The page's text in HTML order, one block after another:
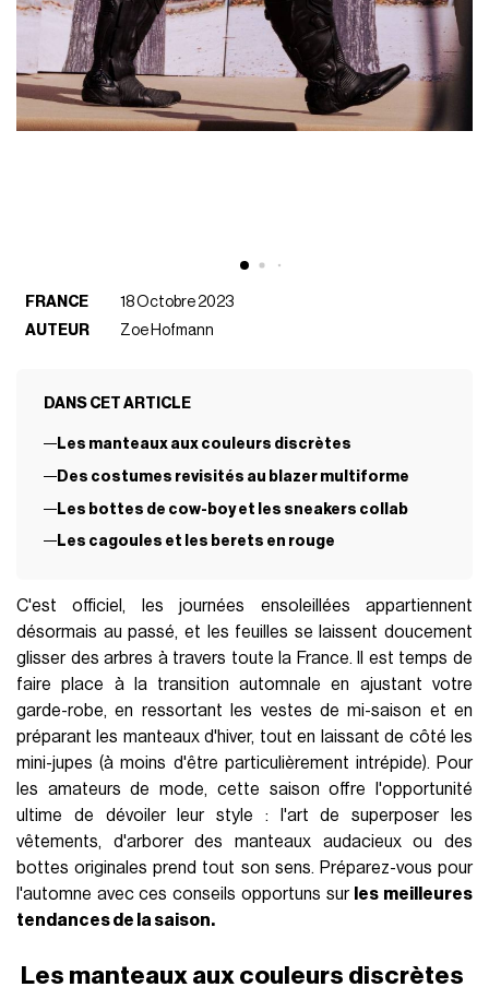
FRANCE
18 Octobre 2023
AUTEUR
Zoe Hofmann
DANS CET ARTICLE
Les manteaux aux couleurs discrètes
Des costumes revisités au blazer multiforme
Les bottes de cow-boy et les sneakers collab
Les cagoules et les berets en rouge
C'est officiel, les journées ensoleillées appartiennent
désormais au passé, et les feuilles se laissent doucement
glisser des arbres à travers toute la France. Il est temps de
faire place à la transition automnale en ajustant votre
garde-robe, en ressortant les vestes de mi-saison et en
préparant les manteaux d'hiver, tout en laissant de côté les
mini-jupes (à moins d'être particulièrement intrépide). Pour
les amateurs de mode, cette saison offre l'opportunité
ultime de dévoiler leur style : l'art de superposer les
vêtements, d'arborer des manteaux audacieux ou des
bottes originales prend tout son sens. Préparez-vous pour
l'automne avec ces conseils opportuns sur les meilleures
tendances de la saison.
Les manteaux aux couleurs discrètes